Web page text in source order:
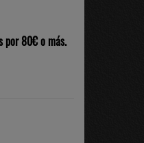
por 80€ o más.